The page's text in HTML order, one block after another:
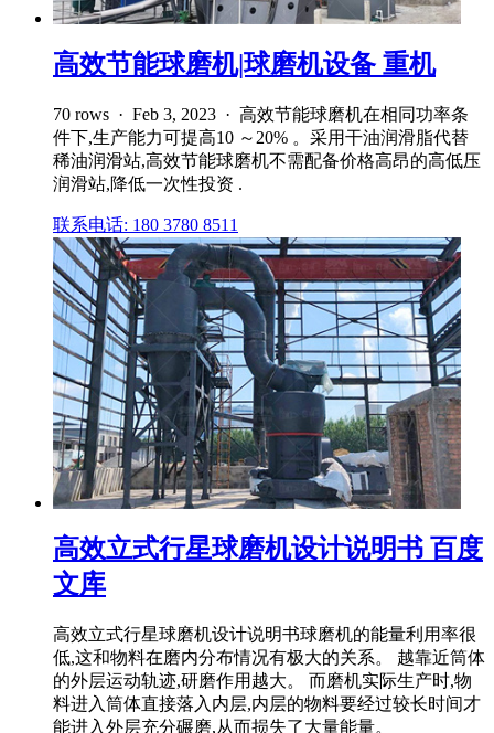
高效节能球磨机|球磨机设备 重机
70 rows · Feb 3, 2023 · 高效节能球磨机在相同功率条
件下,生产能力可提高10 ～20% 。采用干油润滑脂代替
稀油润滑站,高效节能球磨机不需配备价格高昂的高低压
润滑站,降低一次性投资 .
联系电话: 180 3780 8511
高效立式行星球磨机设计说明书 百度
文库
高效立式行星球磨机设计说明书球磨机的能量利用率很
低,这和物料在磨内分布情况有极大的关系。 越靠近筒体
的外层运动轨迹,研磨作用越大。 而磨机实际生产时,物
料进入筒体直接落入内层,内层的物料要经过较长时间才
能进入外层充分碾磨,从而损失了大量能量。